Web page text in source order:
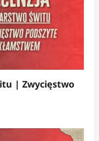
| Zwycięstwo